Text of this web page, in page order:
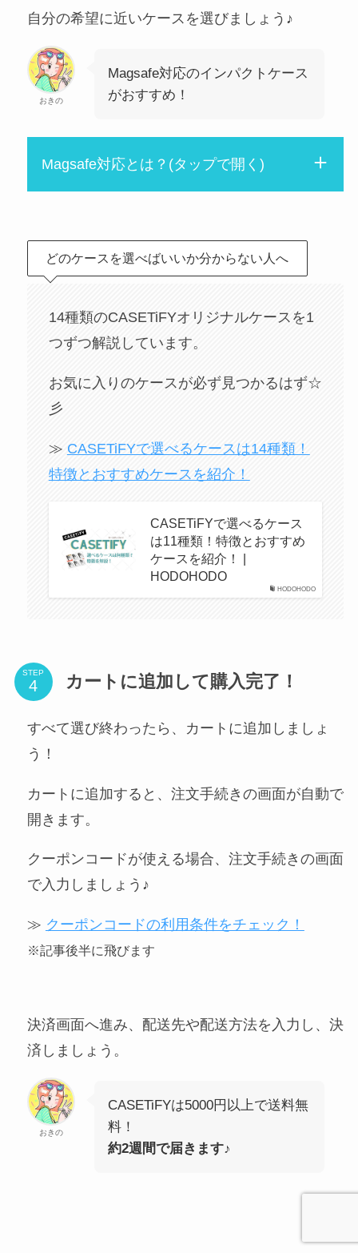
自分の希望に近いケースを選びましょう♪
おきの
Magsafe対応のインパクトケース
がおすすめ！
Magsafe対応とは？(タップで開く)
どのケースを選べばいいか分からない人へ
14種類のCASETiFYオリジナルケースを1
つずつ解説しています。
お気に入りのケースが必ず見つかるはず☆
彡
≫ CASETiFYで選べるケースは14種類！
特徴とおすすめケースを紹介！
HODOHODO
CASETiFYで選べるケース
は11種類！特徴とおすすめ
ケースを紹介！ |
HODOHODO
STEP カートに追加して購入完了！
すべて選び終わったら、カートに追加しましょ
う！
カートに追加すると、注文手続きの画面が自動で
開きます。
クーポンコードが使える場合、注文手続きの画面
で入力しましょう♪
≫ クーポンコードの利用条件をチェック！
※記事後半に飛びます
決済画面へ進み、配送先や配送方法を入力し、決
済しましょう。
おきの
CASETiFYは5000円以上で送料無
料！
約2週間で届きます♪